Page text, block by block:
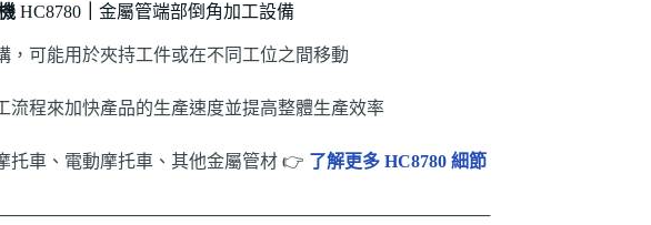
HC8780 金屬管端部倒角加工設備
，可能用於夾持工件或在不同工位之間移動
流程來加快產品的生產速度並提高整體生產效率
托車、電動摩托車、其他金屬管材 👉 了解更多 HC8780 細節